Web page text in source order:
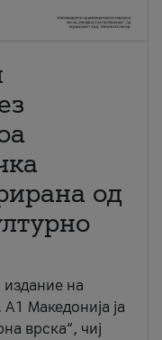
од
на
Македонија ја
врска“, чиј